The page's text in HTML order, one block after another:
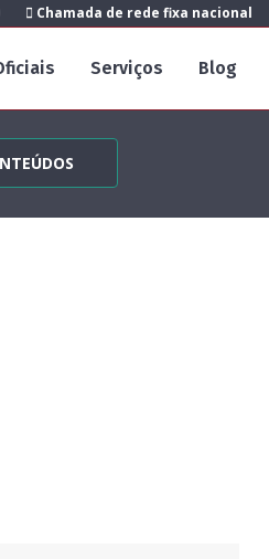
Chamada de rede fixa nacional
Serviços Blog